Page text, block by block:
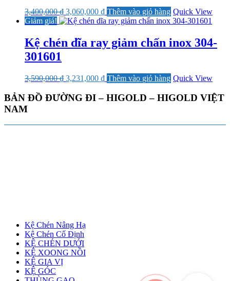
3,400,000₫ Giá
gốc
3,400,000 ₫.
3,060,000 ₫Giá
hiện
3,060,000 ₫.
Thêm vào giỏ hàng Quick View
Giảm giá!
Kệ chén dĩa ray giảm chấn inox 304-
301601
3,590,000₫ Giá
là:
3,231,000 ₫Giá
tại
Thêm vào giỏ hàng Quick View
BẢN ĐỒ ĐƯỜNG ĐI – HIGOLD – HIGOLD VIỆT
NAM
Kệ Chén Nâng Hạ
Kệ Chén Cố Định
KỆ CHÉN DƯỚI
KỆ XOONG NỒI
KỆ GIA VỊ
KỆ GÓC